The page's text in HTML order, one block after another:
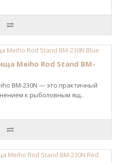
Meiho Rod Stand BM-
BM-230N — это практичный
к рыболовным ящ..